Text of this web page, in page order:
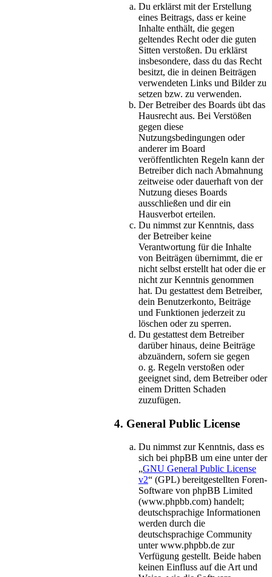
Du erklärst mit der Erstellung
eines Beitrags, dass er keine
Inhalte enthält, die gegen
geltendes Recht oder die guten
Sitten verstoßen. Du erklärst
insbesondere, dass du das Recht
besitzt, die in deinen Beiträgen
verwendeten Links und Bilder zu
setzen bzw. zu verwenden.
Der Betreiber des Boards übt das
Hausrecht aus. Bei Verstößen
gegen diese
Nutzungsbedingungen oder
anderer im Board
veröffentlichten Regeln kann der
Betreiber dich nach Abmahnung
zeitweise oder dauerhaft von der
Nutzung dieses Boards
ausschließen und dir ein
Hausverbot erteilen.
Du nimmst zur Kenntnis, dass
der Betreiber keine
Verantwortung für die Inhalte
von Beiträgen übernimmt, die er
nicht selbst erstellt hat oder die er
nicht zur Kenntnis genommen
hat. Du gestattest dem Betreiber,
dein Benutzerkonto, Beiträge
und Funktionen jederzeit zu
löschen oder zu sperren.
Du gestattest dem Betreiber
darüber hinaus, deine Beiträge
abzuändern, sofern sie gegen
o. g. Regeln verstoßen oder
geeignet sind, dem Betreiber oder
einem Dritten Schaden
zuzufügen.
4. General Public License
Du nimmst zur Kenntnis, dass es
sich bei phpBB um eine unter der
„GNU General Public License
v2“ (GPL) bereitgestellten Foren-
Software von phpBB Limited
(www.phpbb.com) handelt;
deutschsprachige Informationen
werden durch die
deutschsprachige Community
unter www.phpbb.de zur
Verfügung gestellt. Beide haben
keinen Einfluss auf die Art und